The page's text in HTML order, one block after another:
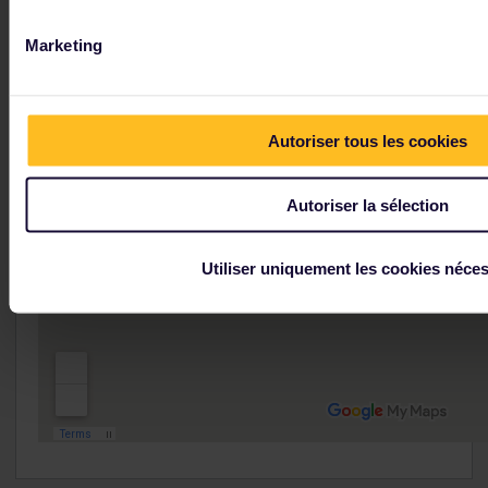
Marketing
Autoriser tous les cookies
Autoriser la sélection
Utiliser uniquement les cookies